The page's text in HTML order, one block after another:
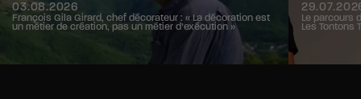
03.08.2026
François Gila Girard, chef décorateur : « La décoration est
un métier de création, pas un métier d’exécution »
Le parcours
Les Tontons